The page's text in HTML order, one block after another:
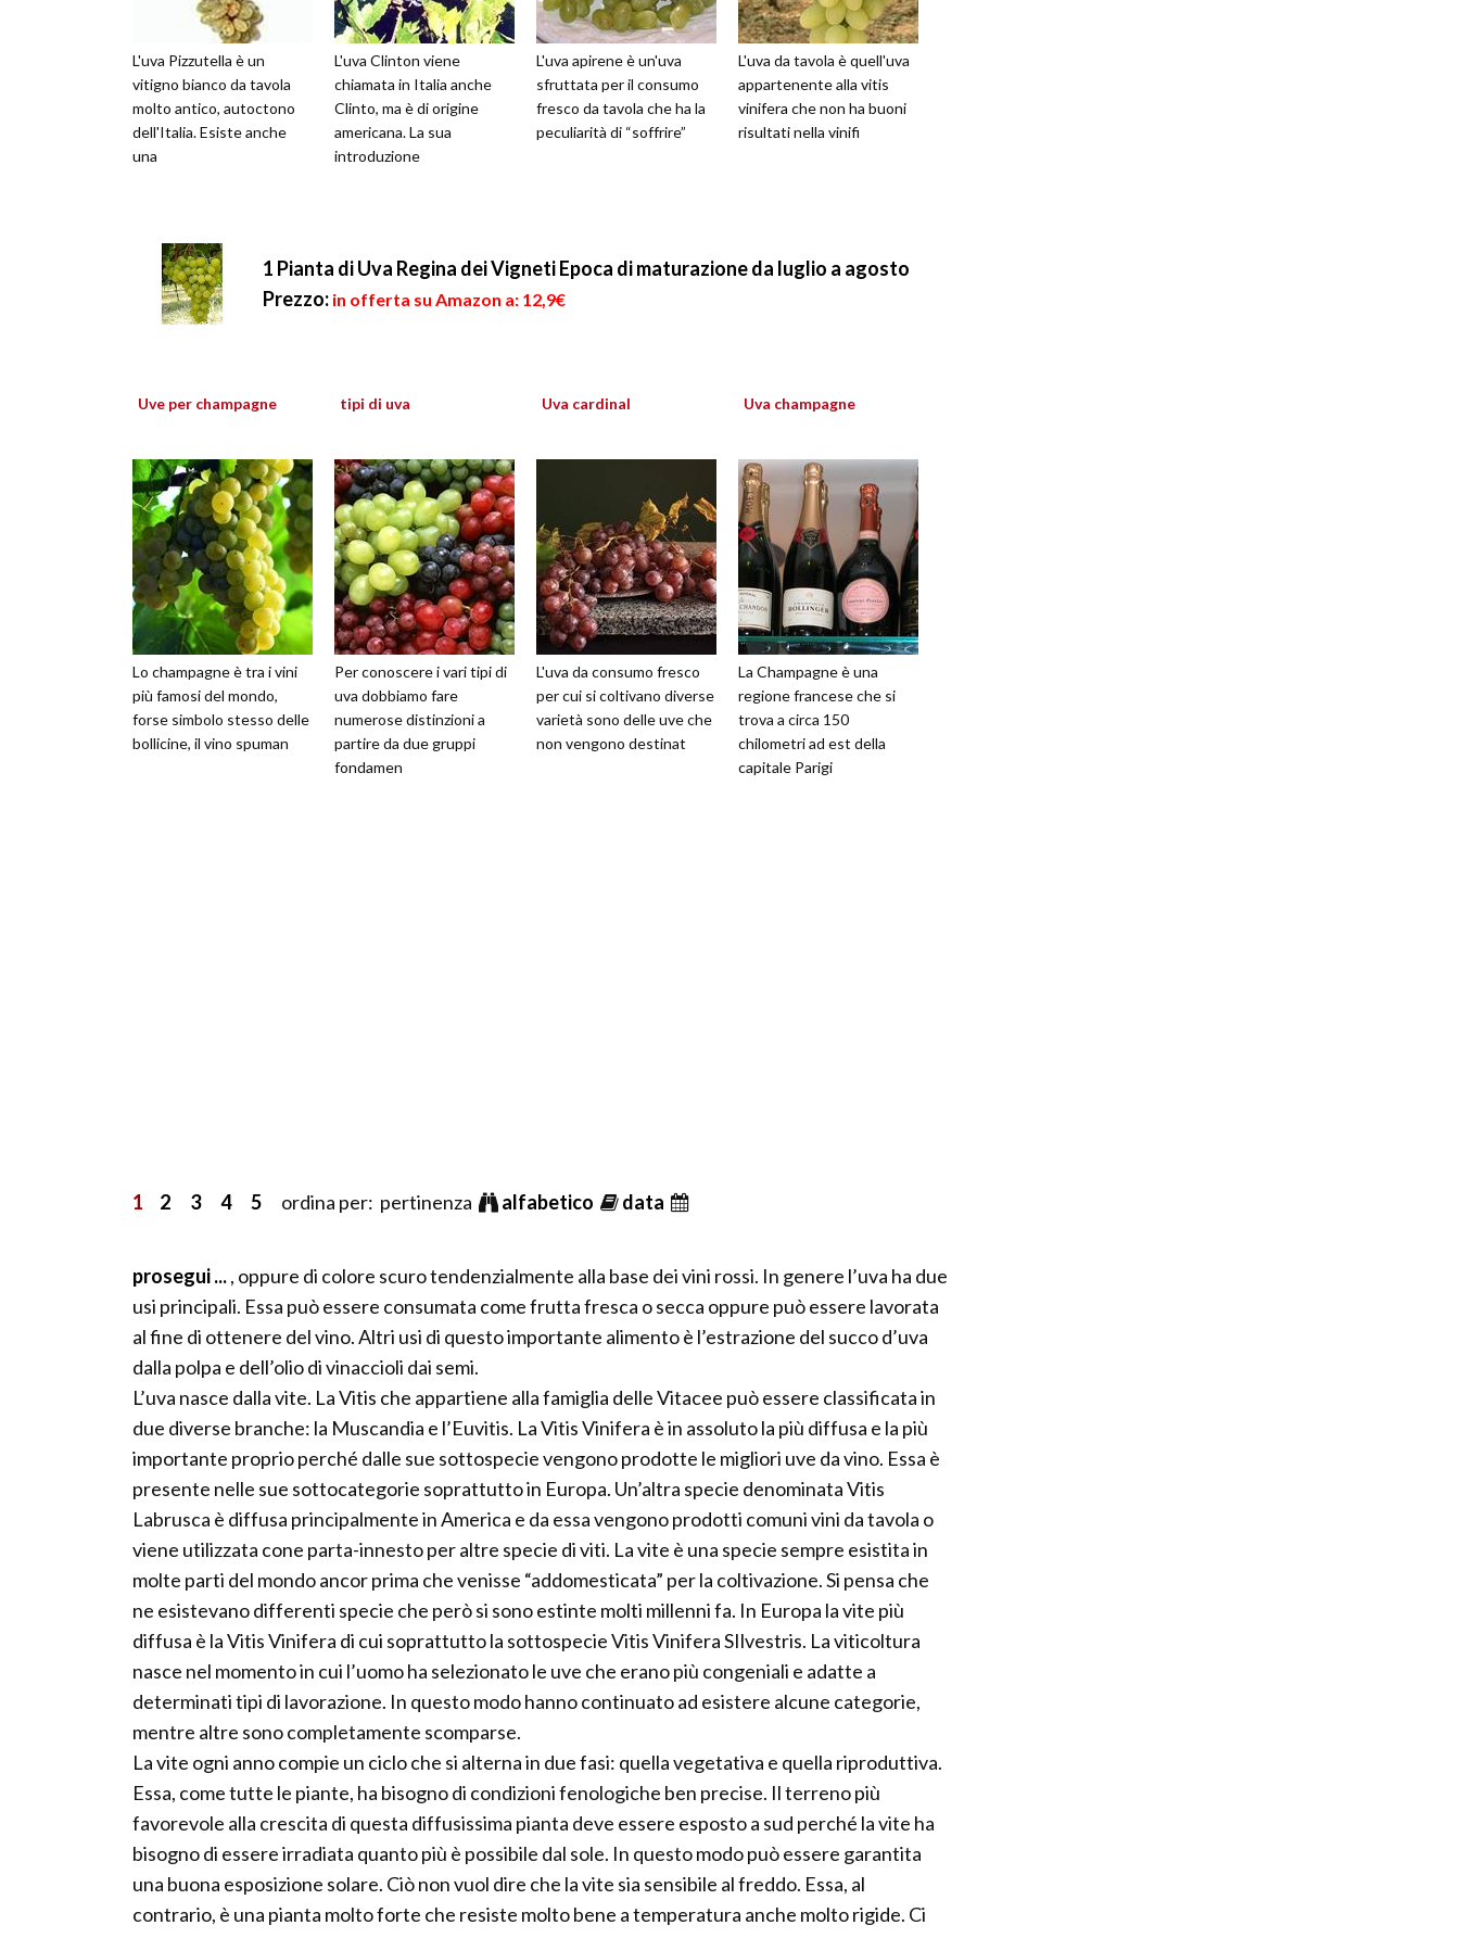
L'uva Pizzutella è un
vitigno bianco da tavola
molto antico, autoctono
dell'Italia. Esiste anche
una
L'uva Clinton viene
chiamata in Italia anche
Clinto, ma è di origine
americana. La sua
introduzione
L'uva apirene è un'uva
sfruttata per il consumo
fresco da tavola che ha la
peculiarità di “soffrire”
L'uva da tavola è quell'uva
appartenente alla vitis
vinifera che non ha buoni
risultati nella vinifi
1 Pianta di Uva Regina dei Vigneti Epoca di maturazione da luglio a agosto
Prezzo: in offerta su Amazon a: 12,9€
Uve per champagne
Lo champagne è tra i vini
più famosi del mondo,
forse simbolo stesso delle
bollicine, il vino spuman
tipi di uva
Per conoscere i vari tipi di
uva dobbiamo fare
numerose distinzioni a
partire da due gruppi
fondamen
Uva cardinal
L'uva da consumo fresco
per cui si coltivano diverse
varietà sono delle uve che
non vengono destinat
Uva champagne
La Champagne è una
regione francese che si
trova a circa 150
chilometri ad est della
capitale Parigi
1 2 3 4 5 ordina per: pertinenza alfabetico data
prosegui ..., oppure di colore scuro tendenzialmente alla base dei vini rossi. In genere l’uva ha due
usi principali. Essa può essere consumata come frutta fresca o secca oppure può essere lavorata
al fine di ottenere del vino. Altri usi di questo importante alimento è l’estrazione del succo d’uva
dalla polpa e dell’olio di vinaccioli dai semi.
L’uva nasce dalla vite. La Vitis che appartiene alla famiglia delle Vitacee può essere classificata in
due diverse branche: la Muscandia e l’Euvitis. La Vitis Vinifera è in assoluto la più diffusa e la più
importante proprio perché dalle sue sottospecie vengono prodotte le migliori uve da vino. Essa è
presente nelle sue sottocategorie soprattutto in Europa. Un’altra specie denominata Vitis
Labrusca è diffusa principalmente in America e da essa vengono prodotti comuni vini da tavola o
viene utilizzata cone parta-innesto per altre specie di viti. La vite è una specie sempre esistita in
molte parti del mondo ancor prima che venisse “addomesticata” per la coltivazione. Si pensa che
ne esistevano differenti specie che però si sono estinte molti millenni fa. In Europa la vite più
diffusa è la Vitis Vinifera di cui soprattutto la sottospecie Vitis Vinifera SIlvestris. La viticoltura
nasce nel momento in cui l’uomo ha selezionato le uve che erano più congeniali e adatte a
determinati tipi di lavorazione. In questo modo hanno continuato ad esistere alcune categorie,
mentre altre sono completamente scomparse.
La vite ogni anno compie un ciclo che si alterna in due fasi: quella vegetativa e quella riproduttiva.
Essa, come tutte le piante, ha bisogno di condizioni fenologiche ben precise. Il terreno più
favorevole alla crescita di questa diffusissima pianta deve essere esposto a sud perché la vite ha
bisogno di essere irradiata quanto più è possibile dal sole. In questo modo può essere garantita
una buona esposizione solare. Ciò non vuol dire che la vite sia sensibile al freddo. Essa, al
contrario, è una pianta molto forte che resiste molto bene a temperatura anche molto rigide. Ci